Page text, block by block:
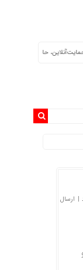
حامی همه مردم ایران »
| ارسال